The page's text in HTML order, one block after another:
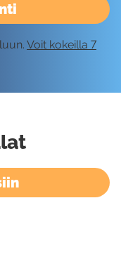
Voit kokeilla 7